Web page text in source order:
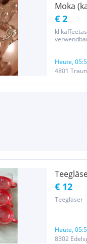
Moka
€ 2
kl
Heute,
4801
€ 12
Teegläser
Heute,
8302